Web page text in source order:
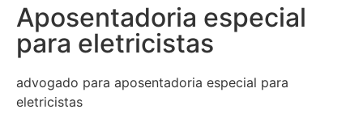
Aposentadoria especial
para eletricistas
advogado para aposentadoria especial para
eletricistas